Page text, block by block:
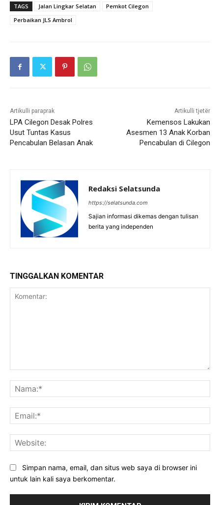
TAGS Jalan Lingkar Selatan
Pemkot Cilegon
Perbaikan JLS Ambrol
Artikulli paraprak
LPA Cilegon Desak Polres
Usut Tuntas Kasus
Pencabulan Belasan Anak
Artikulli tjetër
Kemensos Lakukan
Asesmen 13 Anak Korban
Pencabulan di Cilegon
Redaksi Selatsunda
https://selatsunda.com
Sajian informasi dikemas dengan tulisan
berita yang independen
TINGGALKAN KOMENTAR
Simpan nama, email, dan situs web saya di browser ini
untuk lain kali saya berkomentar.